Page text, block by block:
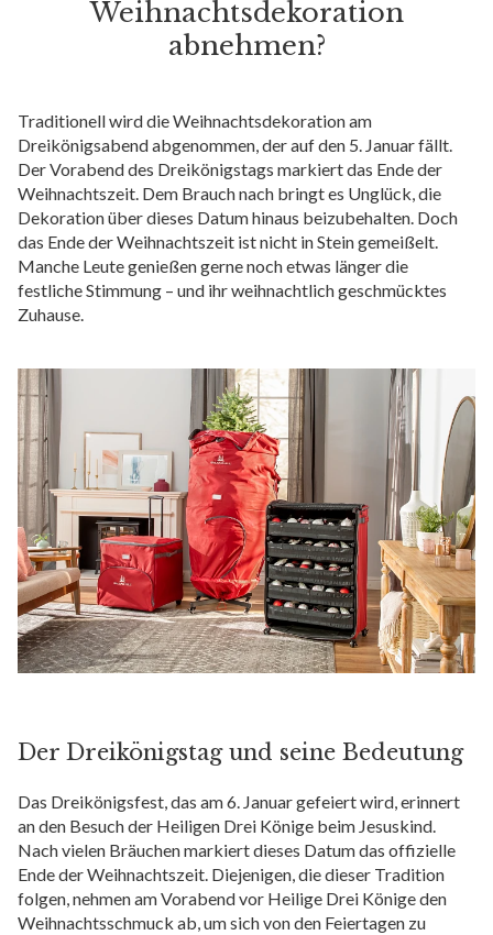
Weihnachtsdekoration
abnehmen?
Traditionell wird die Weihnachtsdekoration am
Dreikönigsabend abgenommen, der auf den 5. Januar fällt.
Der Vorabend des Dreikönigstags markiert das Ende der
Weihnachtszeit. Dem Brauch nach bringt es Unglück, die
Dekoration über dieses Datum hinaus beizubehalten. Doch
das Ende der Weihnachtszeit ist nicht in Stein gemeißelt.
Manche Leute genießen gerne noch etwas länger die
festliche Stimmung – und ihr weihnachtlich geschmücktes
Zuhause.
Der Dreikönigstag und seine Bedeutung
Das Dreikönigsfest, das am 6. Januar gefeiert wird, erinnert
an den Besuch der Heiligen Drei Könige beim Jesuskind.
Nach vielen Bräuchen markiert dieses Datum das offizielle
Ende der Weihnachtszeit. Diejenigen, die dieser Tradition
folgen, nehmen am Vorabend vor Heilige Drei Könige den
Weihnachtsschmuck ab, um sich von den Feiertagen zu